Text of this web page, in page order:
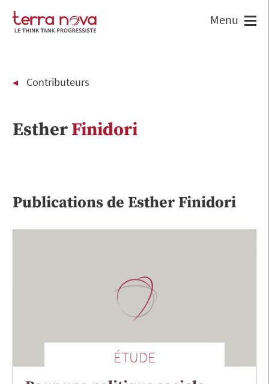
Contributeurs
EstherFinidori
Publications de EstherFinidori
ÉTUDE